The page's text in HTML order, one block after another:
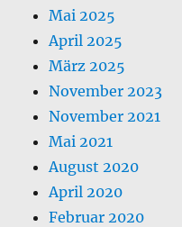
Mai 2025
April 2025
März 2025
November 2023
November 2021
Mai 2021
August 2020
April 2020
Februar 2020